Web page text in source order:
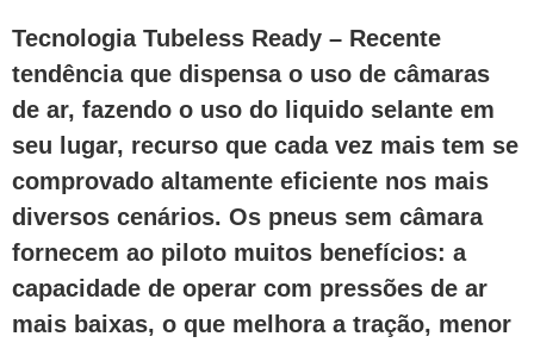
Tecnologia Tubeless Ready – Recente
tendência que dispensa o uso de câmaras
de ar, fazendo o uso do liquido selante em
seu lugar, recurso que cada vez mais tem se
comprovado altamente eficiente nos mais
diversos cenários. Os pneus sem câmara
fornecem ao piloto muitos benefícios: a
capacidade de operar com pressões de ar
mais baixas, o que melhora a tração, menor